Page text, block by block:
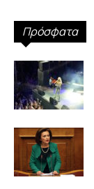
Πρόσφατα